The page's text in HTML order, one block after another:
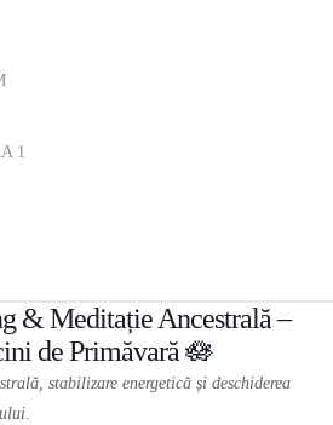
1
& Meditație Ancestrală –
de Primăvară 🪷
stabilizare energetică și deschiderea